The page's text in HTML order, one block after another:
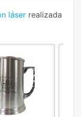
láser realizada